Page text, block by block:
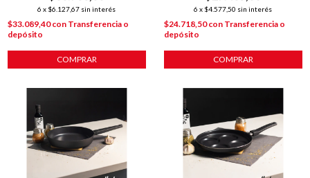
6 x $6.127,67 sin interés
$33.089,40con Transferencia o
depósito
COMPRAR
6 x $4.577,50 sin interés
$24.718,50con Transferencia o
depósito
COMPRAR